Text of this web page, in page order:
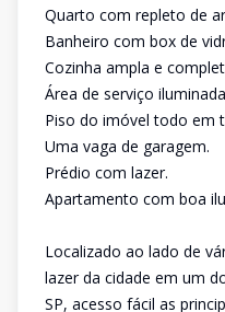
Quarto com repleto de
Banheiro com box de
Cozinha ampla e
Área de serviço
Piso do imóvel todo em
Uma vaga de garagem.
Prédio com lazer.
Apartamento com boa
Localizado ao lado de
lazer da cidade em um
SP, acesso fácil as